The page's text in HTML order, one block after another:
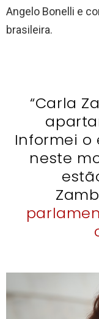
Angelo Bonelli e
brasileira.
“Carla
Informei o
neste